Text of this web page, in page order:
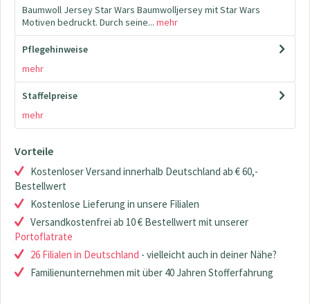
Baumwoll Jersey Star Wars Baumwolljersey mit Star Wars
Motiven bedruckt. Durch seine... mehr
Pflegehinweise
mehr
Staffelpreise
mehr
Vorteile
Kostenloser Versand innerhalb Deutschland ab € 60,-
Bestellwert
Kostenlose Lieferung in unsere Filialen
Versandkostenfrei ab 10 € Bestellwert mit unserer
Portoflatrate
26 Filialen in Deutschland - vielleicht auch in deiner Nähe?
Familienunternehmen mit über 40 Jahren Stofferfahrung